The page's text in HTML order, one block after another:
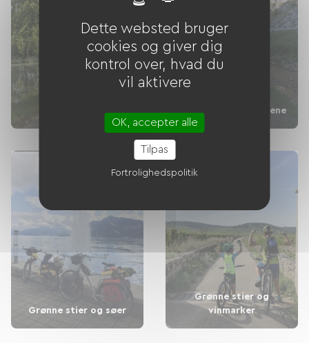
Grønne stier i bjergene
Grønne stier og søer
Grønne stier og
vinmarker
Dette websted bruger
cookies og giver dig
kontrol over, hvad du
vil aktivere
OK, accepter alle
Tilpas
Fortrolighedspolitik